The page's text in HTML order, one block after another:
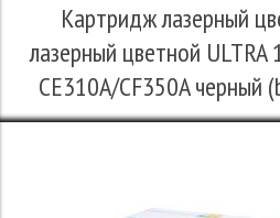
Картридж лазерный
лазерный цветной
CE310A/CF350A черный